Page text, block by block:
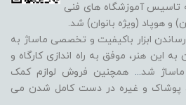
1401 موفق به تاسیس آموزشگاه های فنی
و هوپاد (ویژه بانوان) شد.
ابزار باکیفیت و تخصصی ماساژ به
این هنر، موفق به راه اندازی کارگاه و
شد... همچنین فروش لوازم کمک
پوشاک و غیره در دست کامل شدن می